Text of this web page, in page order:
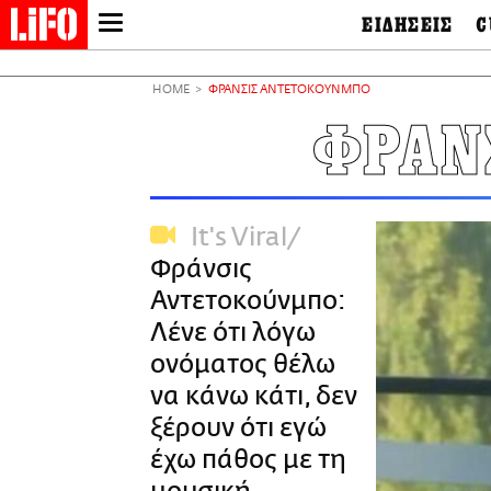
NEWSLETTER
ΜΙΚΡΟΠΡΑΓΜΑΤΑ
THE GOOD LIFO
LIFOLAND
ΑΜΠΑ
ΕΙΔΗΣΕΙΣ
Διεθνή
Οικονομία
Πολιτισμός
TV & Media
Science
European Lifo
&
HOME ΦΡΑΝΣΙΣ ΑΝΤΕΤΟΚΟΥΝΜΠΟ
It's Viral
Φράνσις
Αντετοκούνμπο:
Λένε ότι λόγω
ονόματος θέλω
να κάνω κάτι, δεν
ξέρουν ότι εγώ
έχω πάθος με τη